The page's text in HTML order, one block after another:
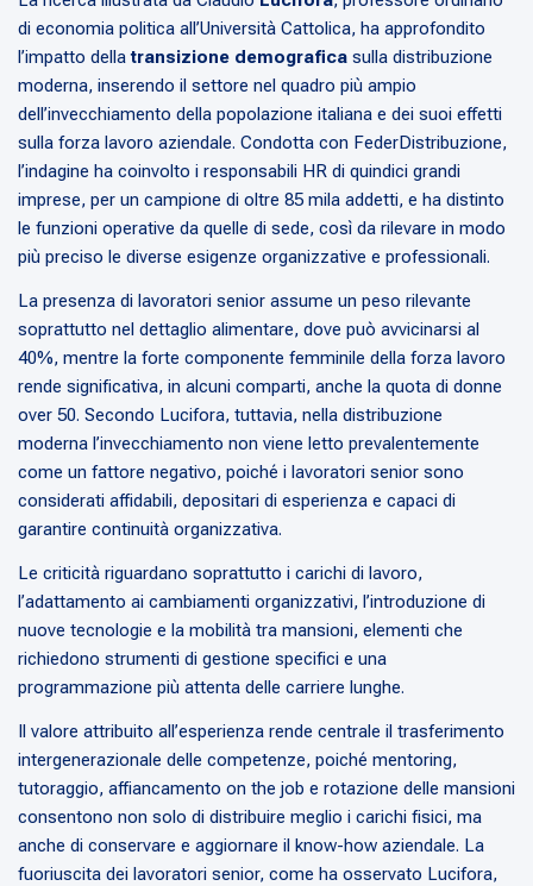
di economia politica all’Università Cattolica, ha approfondito
l’impatto dellatransizione demografica sulla distribuzione
moderna, inserendo il settore nel quadro più ampio
dell’invecchiamento della popolazione italiana e dei suoi effetti
sulla forza lavoro aziendale. Condotta con FederDistribuzione,
l’indagine ha coinvolto i responsabili HR di quindici grandi
imprese, per un campione di oltre 85 mila addetti, e ha distinto
le funzioni operative da quelle di sede, così da rilevare in modo
più preciso le diverse esigenze organizzative e professionali.
La presenza di lavoratori senior assume un peso rilevante
soprattutto nel dettaglio alimentare, dove può avvicinarsi al
40%, mentre la forte componente femminile della forza lavoro
rende significativa, in alcuni comparti, anche la quota di donne
over 50. Secondo Lucifora, tuttavia, nella distribuzione
moderna l’invecchiamento non viene letto prevalentemente
come un fattore negativo, poiché i lavoratori senior sono
considerati affidabili, depositari di esperienza e capaci di
garantire continuità organizzativa.
Le criticità riguardano soprattutto i carichi di lavoro,
l’adattamento ai cambiamenti organizzativi, l’introduzione di
nuove tecnologie e la mobilità tra mansioni, elementi che
richiedono strumenti di gestione specifici e una
programmazione più attenta delle carriere lunghe.
Il valore attribuito all’esperienza rende centrale il trasferimento
intergenerazionale delle competenze, poiché mentoring,
tutoraggio, affiancamento on the job e rotazione delle mansioni
consentono non solo di distribuire meglio i carichi fisici, ma
anche di conservare e aggiornare il know-how aziendale. La
fuoriuscita dei lavoratori senior, come ha osservato Lucifora,